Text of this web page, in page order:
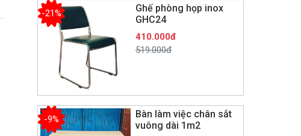
Ghế phòng họp inox
GHC24
-21%
410.000đ
519.000đ
Bàn làm việc chân sắt
vuông dài 1m2
-9%